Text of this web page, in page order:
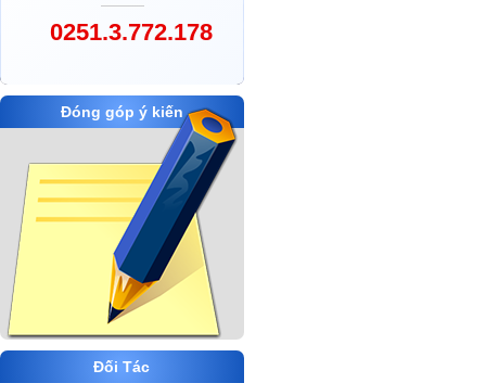
0251.3.772.178
Đóng góp ý kiến
Đối Tác